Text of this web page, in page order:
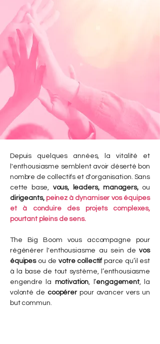
Depuis quelques années, la vitalité et
l'enthousiasme semblent avoir déserté bon
nombre de collectifs et d'organisation. Sans
cette base, vous, leaders, managers, ou
dirigeants, peinez à dynamiser vos équipes
et à conduire des projets complexes,
pourtant pleins de sens.
The Big Boom vous accompagne pour
régénérer l'enthousiasme au sein devos
équipes ou de votre collectifparce qu’il est
à la base de tout système, l’enthousiasme
engendre la motivation, l’engagement, la
volonté de coopérerpour avancer vers un
but commun.